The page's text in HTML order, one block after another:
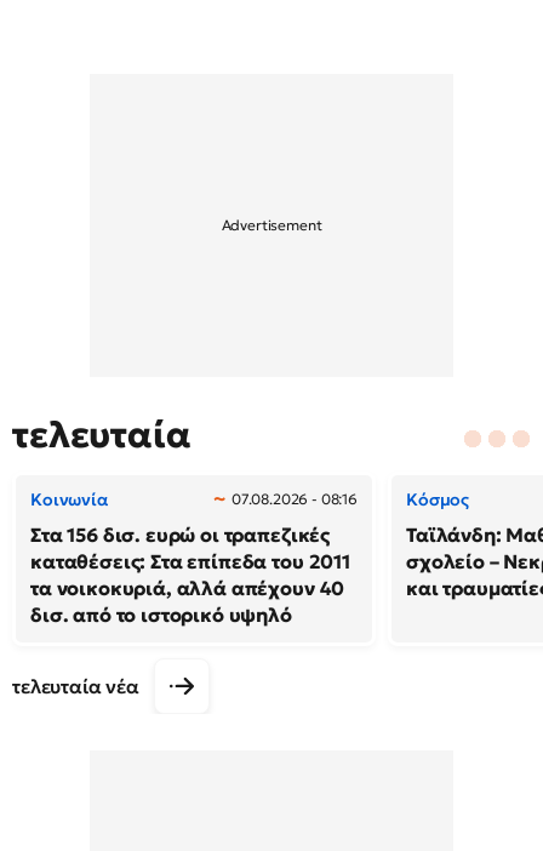
τελευταία
Κοινωνία 07.08.2026 - 08:16
Στα 156 δισ. ευρώ οι τραπεζικές
καταθέσεις: Στα επίπεδα του 2011
τα νοικοκυριά, αλλά απέχουν 40
δισ. από το ιστορικό υψηλό
Κόσμος
Ταϊλάνδη:
σχολείο –
και
τελευταία νέα